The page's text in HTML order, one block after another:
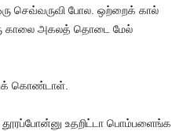
செவ்வருவி போல. ஒற்றைக் கால்
காலை அகலத் தொடை மேல்
கொண்டாள்.
தூரப்போன்னு உதறிட்டா பொம்பளைங்க